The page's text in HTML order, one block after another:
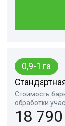
0,9-1 га
Стоимость
обработки
18